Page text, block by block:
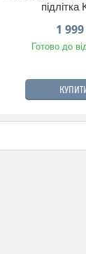
підлітка
1
Готово до